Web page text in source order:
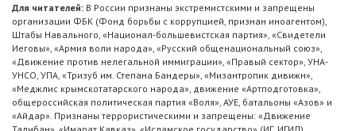
Для читателей: В России признаны экстремистскими и запрещены
организации ФБК (Фонд борьбы с коррупцией, признан иноагентом),
Штабы Навального, «Национал-большевистская партия», «Свидетели
Иеговы», «Армия воли народа», «Русский общенациональный союз»,
«Движение против нелегальной иммиграции», «Правый сектор», УНА-
УНСО, УПА, «Тризуб им. Степана Бандеры», «Мизантропик дивижн»,
«Меджлис крымскотатарского народа», движение «Артподготовка»,
общероссийская политическая партия «Воля», АУЕ, батальоны «Азов» и
«Айдар». Признаны террористическими и запрещены: «Движение
Талибан», «Имарат Кавказ», «Исламское государство» (ИГ, ИГИЛ),